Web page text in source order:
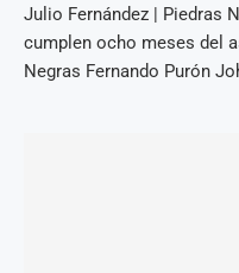
Julio Fernández | Piedras
cumplen ocho meses del
Negras Fernando Purón